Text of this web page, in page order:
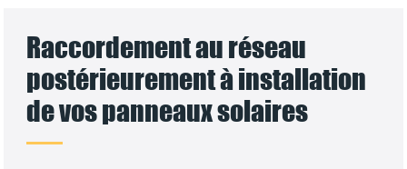
Raccordement au réseau
postérieurement à installation
de vos panneaux solaires